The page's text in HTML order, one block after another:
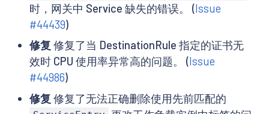
时，网关中 Service 缺失的错误。 (Issue
#44439)
修复 修复了当 DestinationRule 指定的证书无
效时 CPU 使用率异常高的问题。 (Issue
#44986)
修复 修复了无法正确删除使用先前匹配的